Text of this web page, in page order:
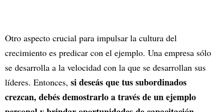
Otro aspecto crucial para impulsar la cultura del
crecimiento es predicar con el ejemplo. Una empresa sólo
se desarrolla a la velocidad con la que se desarrollan sus
líderes. Entonces, si deseás que tus subordinados
crezcan, debés demostrarlo a través de un ejemplo